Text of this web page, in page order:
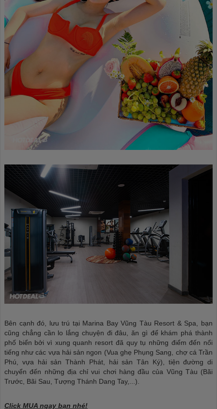
Bên cạnh đó, lưu trú tại Marina Bay Vũng Tàu Resort & Spa, bạn
cũng chẳng cần lo lắng chuyện đi đâu, ăn gì để khám phá thành
phố biển bởi vì xung quanh resort đã quy tụ những điểm đến nổi
tiếng như các vựa hải sản ngon (Vua ghẹ Phụng Sang, chợ cá Trần
Phú, vựa hải sản Thành Phát, hải sản Tân Ký), tiện đường di
chuyển đến những địa chỉ vui chơi hàng đầu của Vũng Tàu (Bãi
Trước, Bãi Sau, Tượng Thánh Dang Tay,...).
Click MUA ngay bạn nhé!